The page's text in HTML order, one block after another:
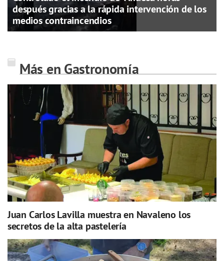
después gracias a la rápida intervención de los
medios contraincendios
Más en Gastronomía
Juan Carlos Lavilla muestra en Navaleno los
secretos de la alta pastelería